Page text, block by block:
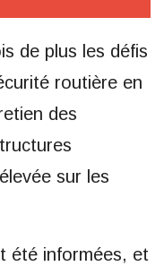
de plus les défis
routière en
des
sur les
été informées, et